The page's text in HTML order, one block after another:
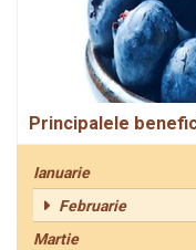
Principalele
Ianuarie
Februarie
Martie